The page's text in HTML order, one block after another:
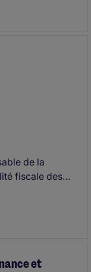
de la
fiscale des
fiscale, les
des
et